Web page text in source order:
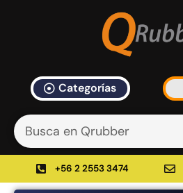
Categorías
+56 2 2553 3474
Artículos Blog
535 results found in 11ms
Filtrar